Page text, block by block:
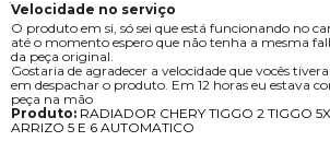
Velocidade no serviço
O produto em si, só sei que está funcionando no
até o momento espero que não tenha a mesma
da peça original.
Gostaria de agradecer a velocidade que vocês
em despachar o produto. Em 12 horas eu estava
peça na mão
Produto:RADIADOR CHERY TIGGO 2 TIGGO
ARRIZO 5 E 6 AUTOMATICO